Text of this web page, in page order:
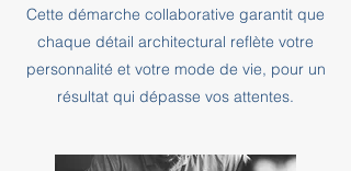
Cette démarche collaborative garantit que
chaque détail architectural reflète votre
personnalité et votre mode de vie, pour un
résultat qui dépasse vos attentes.